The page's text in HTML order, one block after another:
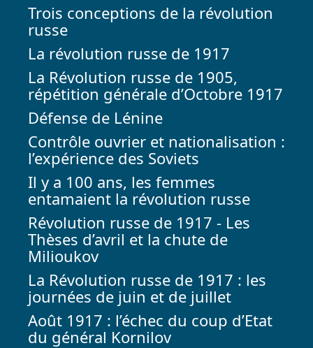
Trois conceptions de la révolution
russe
La révolution russe de 1917
La Révolution russe de 1905,
répétition générale d’Octobre 1917
Défense de Lénine
Contrôle ouvrier et nationalisation :
l’expérience des Soviets
Il y a 100 ans, les femmes
entamaient la révolution russe
Révolution russe de 1917 - Les
Thèses d’avril et la chute de
Milioukov
La Révolution russe de 1917 : les
journées de juin et de juillet
Août 1917 : l’échec du coup d’Etat
du général Kornilov